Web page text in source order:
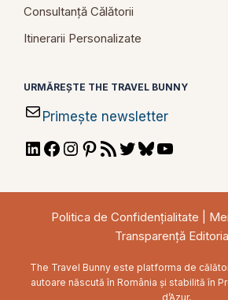
Consultanță Călătorii
Itinerarii Personalizate
URMĂREȘTE THE TRAVEL BUNNY
Primește newsletter
LinkedIn
Facebook
Instagram
Pinterest
RSSTwitterBluesky
Politica de Confidențialitate
Transparență
The Travel Bunny este platforma de
autoare născută în România și stabilită în
d’Azur,